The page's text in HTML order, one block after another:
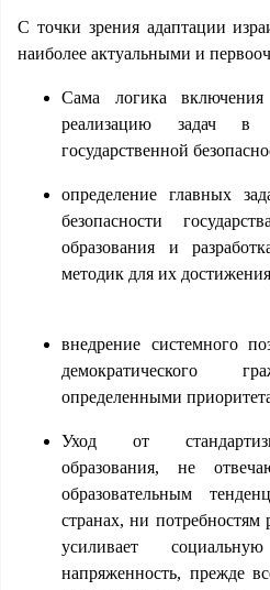
С точки зрения адаптации
наиболее актуальными и
Сама логика
реализацию задач в
государственной
определение главных
безопасности
образования и
методик для их
внедрение системного
демократического
определенными
Уход от
образования, не
образовательным
странах, ни потребностям
усиливает
напряженность, прежде